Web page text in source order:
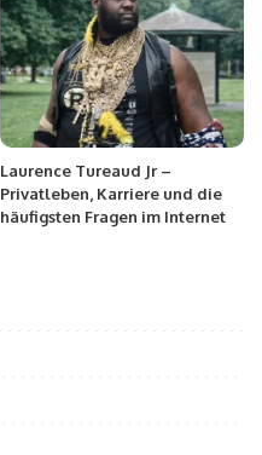
Laurence Tureaud Jr –
Privatleben, Karriere und die
häufigsten Fragen im Internet